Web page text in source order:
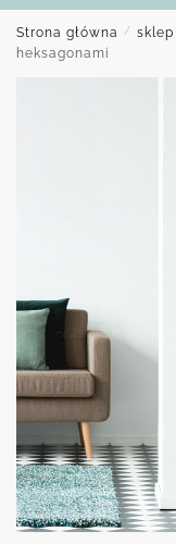
Strona główna / sklep
heksagonami